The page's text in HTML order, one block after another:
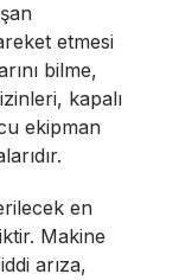
etmesi
bilme,
kapalı
ekipman
en
Makine
arıza,